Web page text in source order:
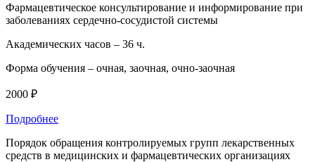
Фармацевтическое консультирование и информирование при
заболеваниях сердечно-сосудистой системы
Академических часов – 36 ч.
Форма обучения – очная, заочная, очно-заочная
2000 ₽
Подробнее
Порядок обращения контролируемых групп лекарственных
средств в медицинских и фармацевтических организациях